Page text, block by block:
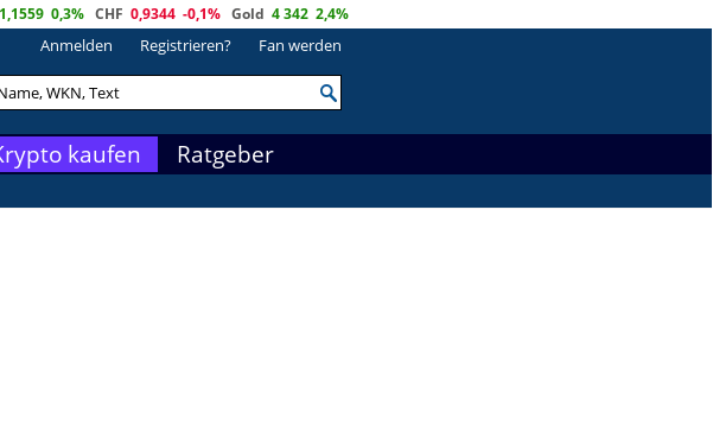
1,1559 0,3% CHF 0,9344 -0,1% Gold 4 342 2,4%
Anmelden Registrieren? Fan werden
kaufen Ratgeber